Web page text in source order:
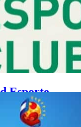
Esporte